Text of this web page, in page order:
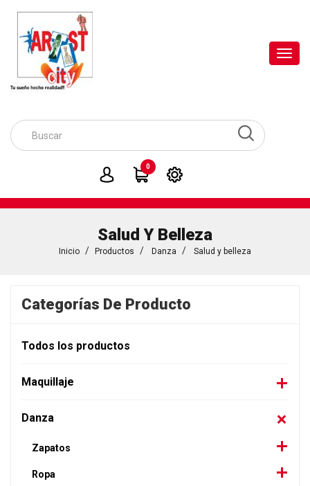
0
Salud Y Belleza
Inicio Productos Danza Salud y belleza
Categorías De Producto
Todos los productos
Maquillaje
Danza
Zapatos
Ropa